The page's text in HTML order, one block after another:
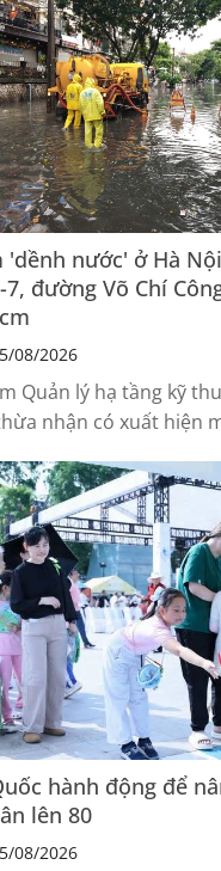
'dềnh nước' ở Hà
7, đường Võ Chí
08/2026
Quản lý hạ tầng kỹ
nhận có xuất hiện
lớn sáng 25-7,
có đoạn ngập sâu
hành động để
lên 80
08/2026